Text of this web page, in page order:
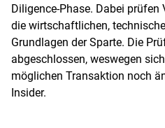
Diligence-Phase. Dabei prüfen
die wirtschaftlichen,
Grundlagen der Sparte. Die
abgeschlossen, weswegen
möglichen Transaktion noch
Insider.